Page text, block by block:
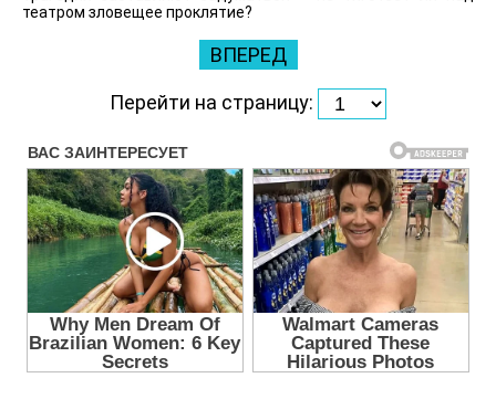
театром зловещее проклятие?
ВПЕРЕД
Перейти на страницу: